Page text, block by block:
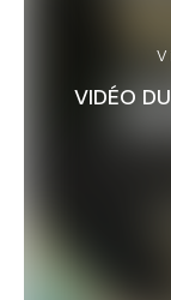
VIDÉO